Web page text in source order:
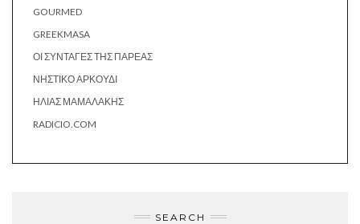
GOURMED
GREEKMASA
ΟΙ ΣΥΝΤΑΓΈΣ ΤΗΣ ΠΑΡΈΑΣ
ΝΗΣΤΙΚΌ ΑΡΚΟΎΔΙ
ΗΛΊΑΣ ΜΑΜΑΛΆΚΗΣ
RADICIO.COM
SEARCH